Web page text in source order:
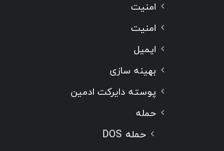
امنیت
امنیت
ایمیل
بهینه سازی
پوسته دایرکت ادمین
حمله
حمله DOS